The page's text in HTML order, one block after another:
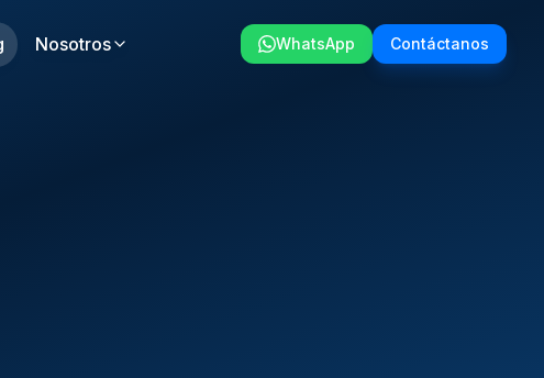
Nosotros WhatsApp Contáctanos